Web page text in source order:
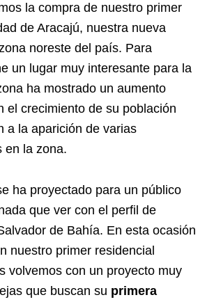
la compra de nuestro primer
de Aracajú, nuestra nueva
noreste del país. Para
un lugar muy interesante para la
ha mostrado un aumento
el crecimiento de su población
a la aparición de varias
en la zona.
ha proyectado para un público
que ver con el perfil de
de Bahía. En esta ocasión
nuestro primer residencial
volvemos con un proyecto muy
que buscan su primera